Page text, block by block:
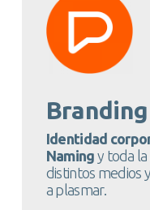
Branding
Identidad
Naming y toda
distintos medios
a plasmar.